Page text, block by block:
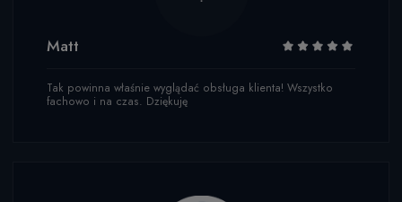
Matt
Tak powinna właśnie wyglądać obsługa klienta! Wszystko
fachowo i na czas. Dziękuję